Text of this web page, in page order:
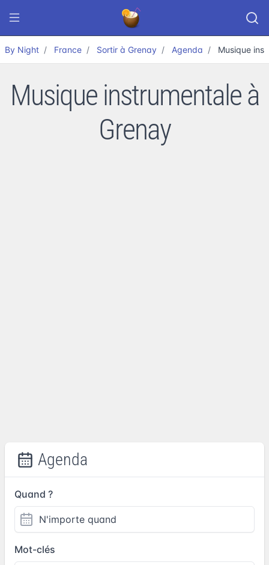
By Night France Sortir à Grenay Agenda Musique
Musique instrumentale à
Grenay
Agenda
Quand ?
Mot-clés